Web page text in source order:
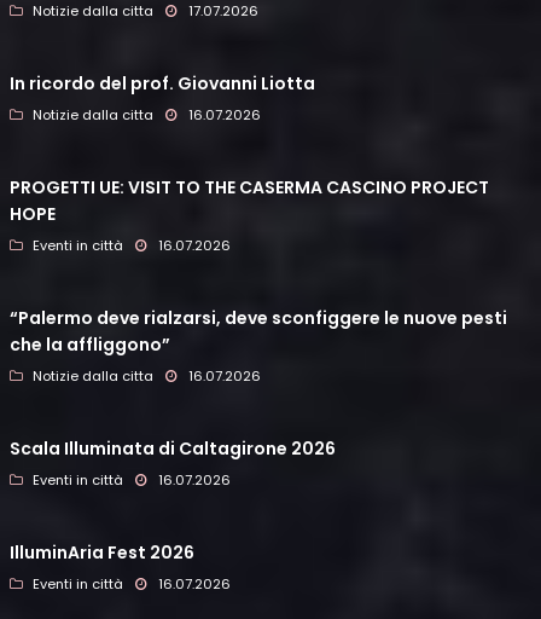
Notizie dalla citta 17.07.2026
In ricordo del prof. Giovanni Liotta
Notizie dalla citta 16.07.2026
PROGETTI UE: VISIT TO THE CASERMA CASCINO PROJECT
HOPE
Eventi in città 16.07.2026
“Palermo deve rialzarsi, deve sconfiggere le nuove pesti
che la affliggono”
Notizie dalla citta 16.07.2026
Scala Illuminata di Caltagirone 2026
Eventi in città 16.07.2026
IlluminAria Fest 2026
Eventi in città 16.07.2026